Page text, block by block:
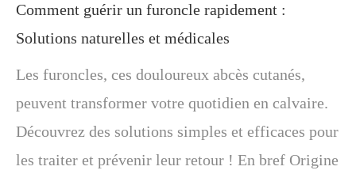
Comment guérir un furoncle rapidement :
Solutions naturelles et médicales
Les furoncles, ces douloureux abcès cutanés,
peuvent transformer votre quotidien en calvaire.
Découvrez des solutions simples et efficaces pour
les traiter et prévenir leur retour ! En bref Origine